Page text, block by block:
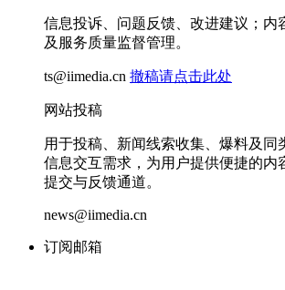
信息投诉、问题反馈、改进建议；内
及服务质量监督管理。
ts@iimedia.cn 撤稿请点击此处
网站投稿
用于投稿、新闻线索收集、爆料及同
信息交互需求，为用户提供便捷的内
提交与反馈通道。
news@iimedia.cn
订阅邮箱